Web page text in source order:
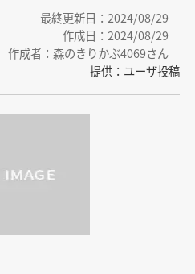
最終更新日：2024/08/29
作成日：2024/08/29
作成者：森のきりかぶ4069さん
提供：ユーザ投稿